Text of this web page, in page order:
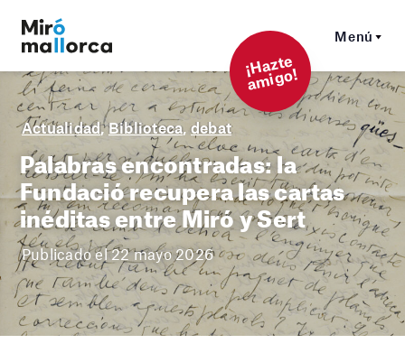
Menú
¡
Hazt
e
a
mi
g
o!
Actualidad,Biblioteca,debat
Palabras encontradas: la
Fundació recupera las cartas
inéditas entre Miró y Sert
Publicado el 22 mayo 2026